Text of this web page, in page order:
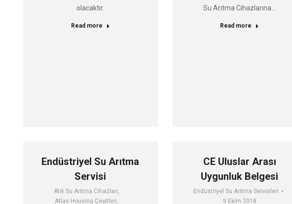
olacaktır.
Read more
Su Arıtma Cihazlarına…
Read more
Endüstriyel Su Arıtma
Servisi
Atık Su Arıtma Cihazları,
Atlas Housing Çeşitleri,
CE Uluslar Arası
Uygunluk Belgesi
Endüstriyel Su Arıtma Servisleri
9 Ekim 2018